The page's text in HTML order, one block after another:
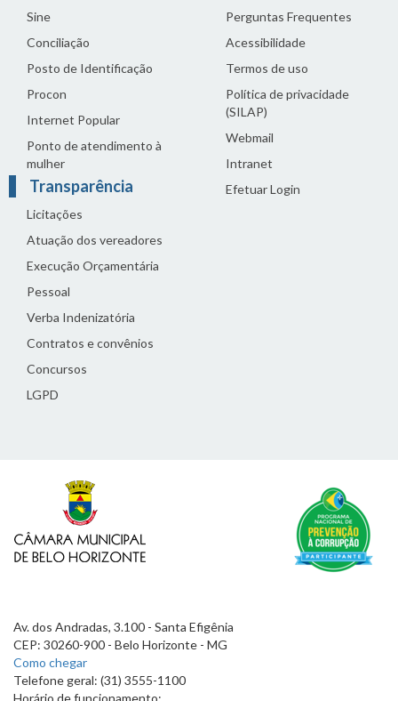
Sine
Conciliação
Posto de Identificação
Procon
Internet Popular
Ponto de atendimento à
mulher
Transparência
Licitações
Atuação dos vereadores
Execução Orçamentária
Pessoal
Verba Indenizatória
Contratos e convênios
Concursos
LGPD
Perguntas Frequentes
Acessibilidade
Termos de uso
Política de privacidade
(SILAP)
Webmail
Intranet
Efetuar Login
Av. dos Andradas, 3.100 - Santa Efigênia
CEP: 30260-900 - Belo Horizonte - MG
Como chegar
Telefone geral: (31) 3555-1100
Horário de funcionamento: